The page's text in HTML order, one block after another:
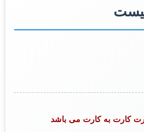
کارت به کارت می باشد